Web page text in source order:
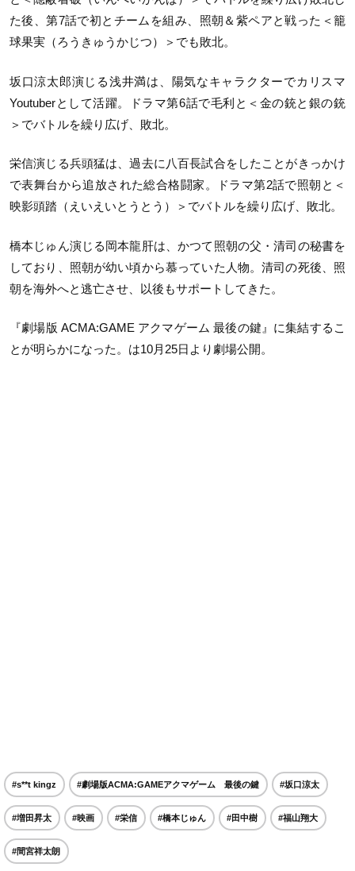
た後、第7話で初とチームを組み、照朝＆紫ペアと戦った＜籠
球果実（ろうきゅうかじつ）＞でも敗北。
坂口涼太郎演じる浅井満は、陽気なキャラクターでカリスマ
Youtuberとして活躍。ドラマ第6話で毛利と＜金の銃と銀の銃
＞でバトルを繰り広げ、敗北。
栄信演じる兵頭猛は、過去に八百長試合をしたことがきっかけ
で表舞台から追放された総合格闘家。ドラマ第2話で照朝と＜
映影頭踏（えいえいとうとう）＞でバトルを繰り広げ、敗北。
橋本じゅん演じる岡本龍肝は、かつて照朝の父・清司の秘書を
しており、照朝が幼い頃から慕っていた人物。清司の死後、照
朝を海外へと逃亡させ、以後もサポートしてきた。
『劇場版 ACMA:GAME アクマゲーム 最後の鍵』に集結するこ
とが明らかになった。は10月25日より劇場公開。
#s**t kingz #劇場版ACMA:GAMEアクマゲーム 最後の鍵 #坂口涼太
#増田昇太 #映画 #栄信 #橋本じゅん #田中樹 #福山翔大
#間宮祥太朗